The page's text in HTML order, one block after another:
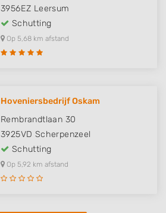
3956EZ Leersum
Schutting
Op 5,68 km afstand
Hoveniersbedrijf Oskam
Rembrandtlaan 30
3925VD Scherpenzeel
Schutting
Op 5,92 km afstand